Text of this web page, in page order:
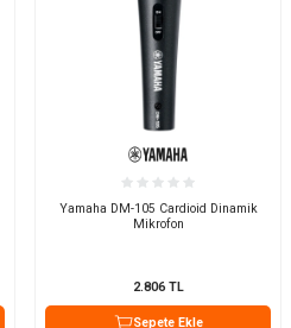
Yamaha DM-105 Cardioid Dinamik
Mikrofon
2.806TL
Sepete Ekle